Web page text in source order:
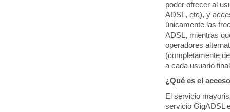
poder ofrecer al
ADSL, etc), y
únicamente las
ADSL, mientras
operadores
(completamente
a cada usuario
¿Qué es el
El servicio
servicio GigADSL